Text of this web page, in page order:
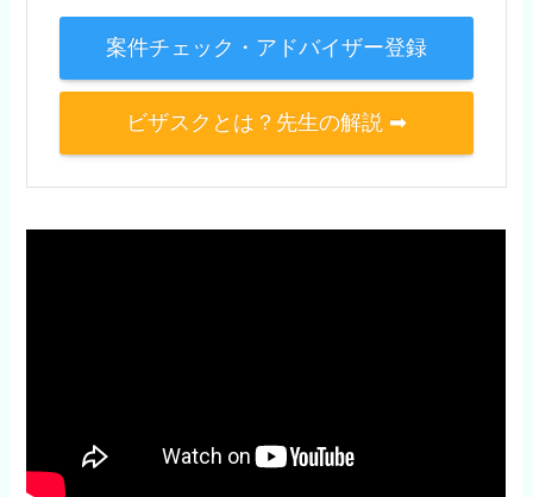
案件チェック・アドバイザー登録
ビザスクとは？先生の解説 ➡